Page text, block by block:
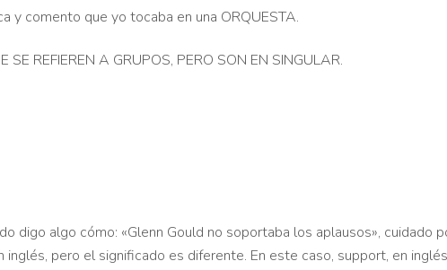
comento que yo tocaba en una ORQUESTA.
REFIEREN A GRUPOS, PERO SON EN SINGULAR.
algo cómo: «Glenn Gould no soportaba los aplausos», cuidado
pero el significado es diferente. En este caso, support, en